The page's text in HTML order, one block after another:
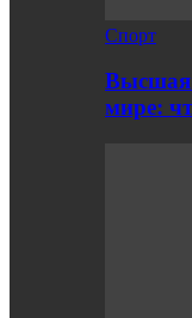
Спорт
Высшая
мире: